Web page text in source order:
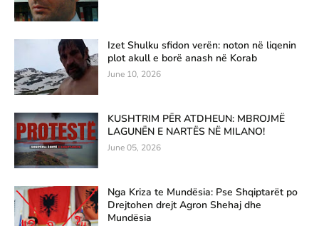
Izet Shulku sfidon verën: noton në liqenin
plot akull e borë anash në Korab
June 10, 2026
KUSHTRIM PËR ATDHEUN: MBROJMË
LAGUNËN E NARTËS NË MILANO!
June 05, 2026
Nga Kriza te Mundësia: Pse Shqiptarët po
Drejtohen drejt Agron Shehaj dhe
Mundësia